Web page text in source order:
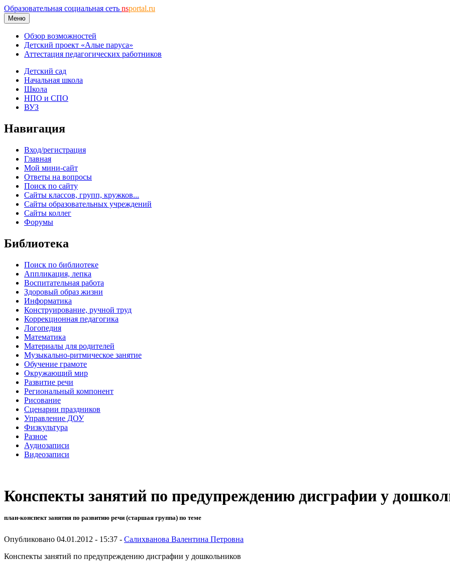
Образовательная социальная сеть nsportal.ru
Меню
Обзор возможностей
Детский проект «Алые паруса»
Аттестация педагогических работников
Детский сад
Начальная школа
Школа
НПО и СПО
ВУЗ
Навигация
Вход/регистрация
Главная
Мой мини-сайт
Ответы на вопросы
Поиск по сайту
Сайты классов, групп, кружков...
Сайты образовательных учреждений
Сайты коллег
Форумы
Библиотека
Поиск по библиотеке
Аппликация, лепка
Воспитательная работа
Здоровый образ жизни
Информатика
Конструирование, ручной труд
Коррекционная педагогика
Логопедия
Математика
Материалы для родителей
Музыкально-ритмическое занятие
Обучение грамоте
Окружающий мир
Развитие речи
Региональный компонент
Рисование
Сценарии праздников
Управление ДОУ
Физкультура
Разное
Аудиозаписи
Видеозаписи
Конспекты занятий по предупреждению дисграфии у
план-конспект занятия по развитию речи (старшая группа) по теме
Опубликовано 04.01.2012 - 15:37 - Салихванова Валентина Петровна
Конспекты занятий по предупреждению дисграфии у дошкольников